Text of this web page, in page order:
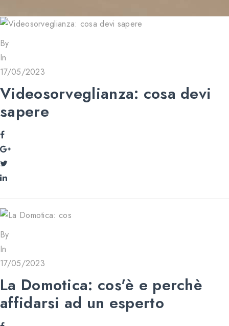
By
In
17/05/2023
Videosorveglianza: cosa devi
sapere
By
In
17/05/2023
La Domotica: cos'è e perchè
affidarsi ad un esperto